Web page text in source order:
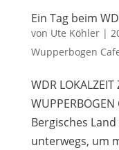
Ein Tag beim
von Ute Köhler|
Wupperbogen
WDR LOKALZEIT
Bergisches
unterwegs, um